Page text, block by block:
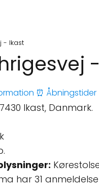
- Ikast
⏰ Åbningstider
Ikast, Danmark.
har 31